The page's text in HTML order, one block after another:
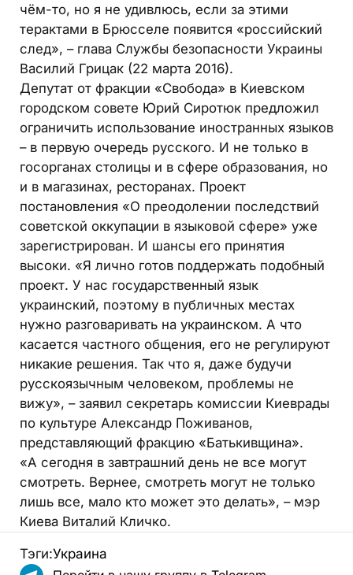
чём-то, но я не удивлюсь, если за этими
терактами в Брюсселе появится «российский
след», – глава Службы безопасности Украины
Василий Грицак (22 марта 2016).
Депутат от фракции «Свобода» в Киевском
городском совете Юрий Сиротюк предложил
ограничить использование иностранных языков
– в первую очередь русского. И не только в
госорганах столицы и в сфере образования, но
и в магазинах, ресторанах. Проект
постановления «О преодолении последствий
советской оккупации в языковой сфере» уже
зарегистрирован. И шансы его принятия
высоки. «Я лично готов поддержать подобный
проект. У нас государственный язык
украинский, поэтому в публичных местах
нужно разговаривать на украинском. А что
касается частного общения, его не регулируют
никакие решения. Так что я, даже будучи
русскоязычным человеком, проблемы не
вижу», – заявил секретарь комиссии Киеврады
по культуре Александр Поживанов,
представляющий фракцию «Батькивщина».
«А сегодня в завтрашний день не все могут
смотреть. Вернее, смотреть могут не только
лишь все, мало кто может это делать», – мэр
Киева Виталий Кличко.
Тэги:Украина